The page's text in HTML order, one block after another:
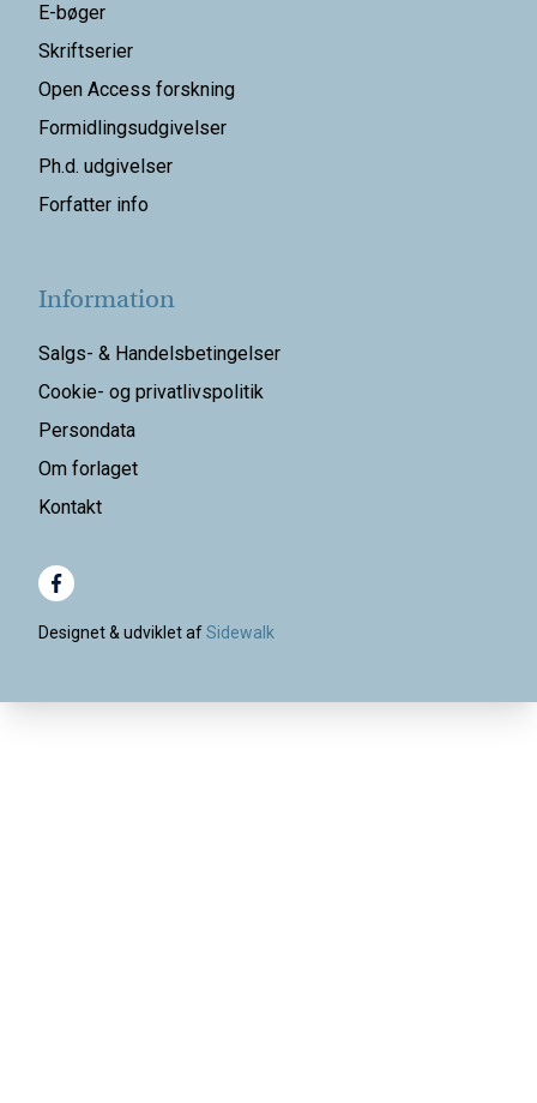
E-bøger
Skriftserier
Open Access forskning
Formidlingsudgivelser
Ph.d. udgivelser
Forfatter info
Information
Salgs- & Handelsbetingelser
Cookie- og privatlivspolitik
Persondata
Om forlaget
Kontakt
Designet & udviklet afSidewalk